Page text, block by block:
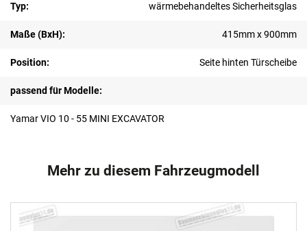
Typ: wärmebehandeltes Sicherheitsglas
Maße (BxH): 415mm x 900mm
Position: Seite hinten Türscheibe
passend für Modelle:
Yamar VIO 10 - 55 MINI EXCAVATOR
Mehr zu diesem Fahrzeugmodell